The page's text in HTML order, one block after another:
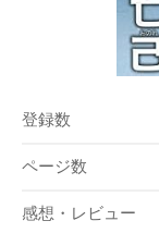
登録数
ページ数
感想・レビュー